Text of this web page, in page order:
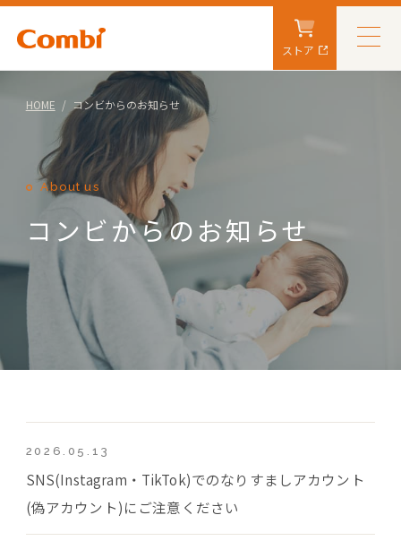
ストア
HOME コンビからのお知らせ
About us
コンビからのお知らせ
2026.05.13
SNS(Instagram・TikTok)でのなりすましアカウント
(偽アカウント)にご注意ください